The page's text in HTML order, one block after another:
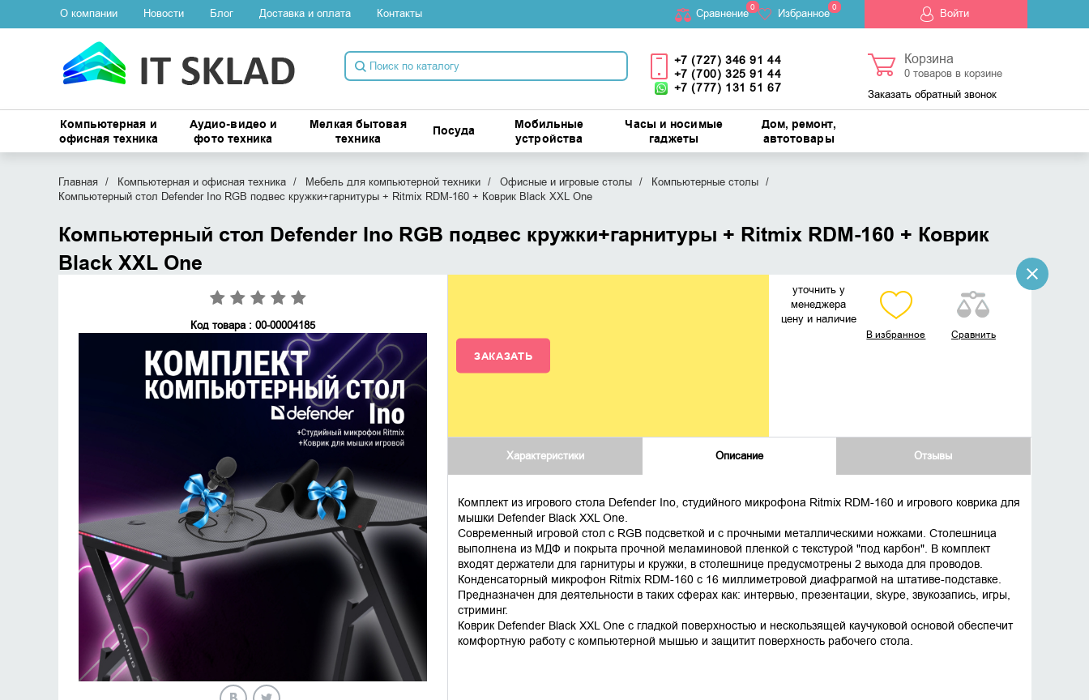
О компании Новости Блог Доставка и оплата Контакты Cравнение0 Избранное 0 Войти
+7 (727) 346 91 44
+7 (700) 325 91 44
+7 (777) 131 51 67
Корзина
0товаров в корзине
Заказать обратный звонок
Компьютерная и
офисная техника
Аудио-видео и
фото техника
Мелкая бытовая
техника
Посуда
Мобильные
устройства
Часы и носимые
гаджеты
Дом, ремонт,
автотовары
Главная Компьютерная и офисная техника Мебель для компьютерной техники Офисные и игровые столы
Компьютерные столы
Компьютерный стол Defender Ino RGB подвес кружки+гарнитуры + Ritmix RDM-160 + Коврик Black XXL One
Компьютерный стол Defender Ino RGB подвес кружки+гарнитуры + Ritmix RDM-160 + Коврик
Black XXL One
Код товара : 00-00004185
ЗАКАЗАТЬ
уточнить у
менеджера
цену и наличие
В избранное Сравнить
Характеристики Описание Отзывы
Комплект из игрового стола Defender Ino, студийного микрофона Ritmix RDM-160 и игрового коврика для
мышки Defender Black XXL One.
Современный игровой стол с RGB подсветкой и с прочными металлическими ножками. Столешница
выполнена из МДФ и покрыта прочной меламиновой пленкой с текстурой "под карбон". В комплект
входят держатели для гарнитуры и кружки, в столешнице предусмотрены 2 выхода для проводов.
Конденсаторный микрофон Ritmix RDM-160 с 16 миллиметровой диафрагмой на штативе-подставке.
Предназначен для деятельности в таких сферах как: интервью, презентации, skype, звукозапись, игры,
стриминг.
Коврик Defender Black XXL One с гладкой поверхностью и нескользящей каучуковой основой обеспечит
комфортную работу с компьютерной мышью и защитит поверхность рабочего стола.